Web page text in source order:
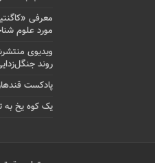
معرفی
مورد علوم
ویدیوی
روند
پادکست
یک کوه یخ به